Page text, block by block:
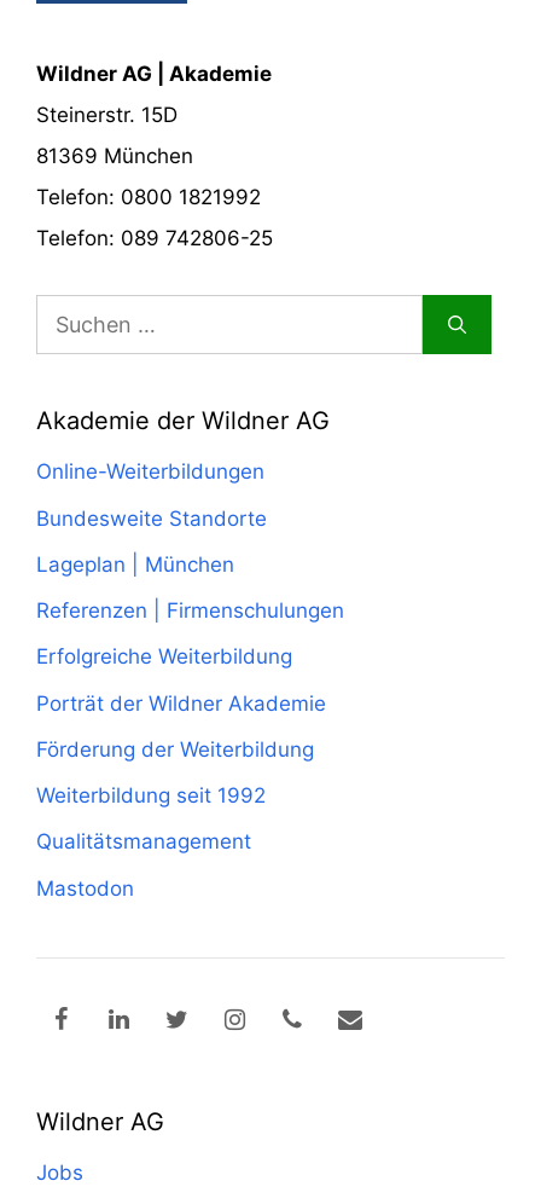
Wildner AG | Akademie
Steinerstr. 15D
81369 München
Telefon: 0800 1821992
Telefon: 089 742806-25
Suchen
nach:
Akademie der Wildner AG
Online-Weiterbildungen
Bundesweite Standorte
Lageplan | München
Referenzen | Firmenschulungen
Erfolgreiche Weiterbildung
Porträt der Wildner Akademie
Förderung der Weiterbildung
Weiterbildung seit 1992
Qualitätsmanagement
Mastodon
Wildner AG
Jobs